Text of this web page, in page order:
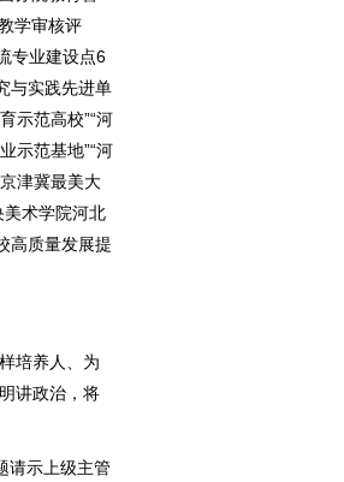
学审核评
专业建设点6
与实践先进单
示范高校”“河
示范基地”“河
津冀最美大
美术学院河北
高质量发展提
培养人、为
讲政治，将
请示上级主管